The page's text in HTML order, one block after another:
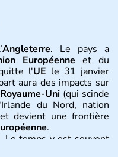
Angleterre. Le pays a
Européenne et du
l'UE le 31 janvier
aura des impacts sur
Royaume-Uni (qui scinde
du Nord, nation
devient une frontière
.
. Le temps y est souvent
: il s’agit d’un